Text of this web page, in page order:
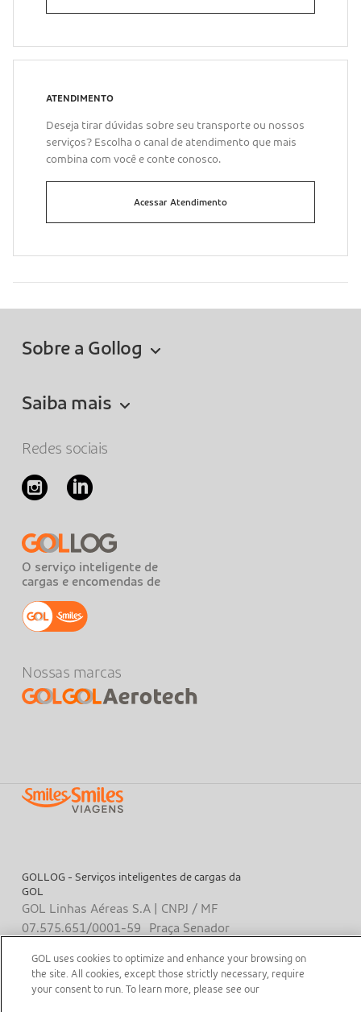
ATENDIMENTO
Deseja tirar dúvidas sobre seu transporte ou nossos
serviços? Escolha o canal de atendimento que mais
combina com você e conte conosco.
Acessar Atendimento
Sobre a Gollog
Saiba mais
Redes sociais
O serviço inteligente de
cargas e encomendas de
Nossas marcas
GOLLOG - Serviços inteligentes de cargas da
GOL
GOL Linhas Aéreas S.A | CNPJ / MF
07.575.651/0001-59 Praça Senador
Santos Dumont, térreo, área pública,
entre os eixos 46-48/O-P, Sala de
GOL uses cookies to optimize and enhance your browsing on
the site. All cookies, except those strictly necessary, require
your consent to run. To learn more, please see our